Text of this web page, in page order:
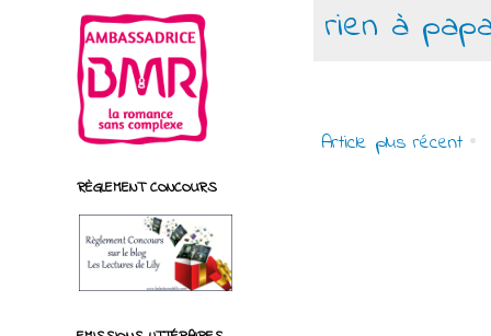
rien à
Article plus récent
RÈGLEMENT CONCOURS